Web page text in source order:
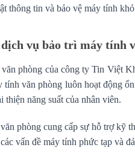
thông tin và bảo vệ máy tính
vụ bảo trì máy tính
phòng của công ty Tin Việt
văn phòng luôn hoạt động
thiện năng suất của nhân viên.
phòng cung cấp sự hỗ trợ kỹ
vấn đề máy tính phức tạp và